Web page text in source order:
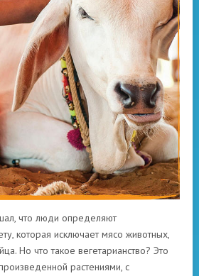
что люди определяют
которая исключает мясо животных,
Но что такое вегетарианство? Это
растениями, с